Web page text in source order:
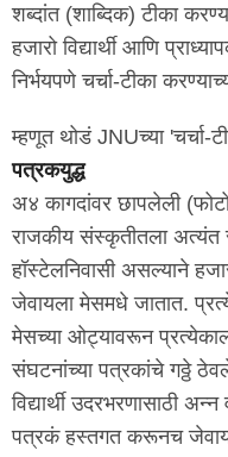
शब्दांत (शाब्दिक) टीका
हजारो विद्यार्थी आणि
निर्भयपणे चर्चा-टीका
म्हणूत थोडं JNUच्या 'चर्चा-
पत्रकयुद्ध
अ४ कागदांवर छापलेली
राजकीय संस्कृतीतला अत्यंत
हॉस्टेलनिवासी असल्याने
जेवायला मेसमधे जातात.
मेसच्या ओट्यावरून
संघटनांच्या पत्रकांचे गठ्ठे
विद्यार्थी उदरभरणासाठी
पत्रकं हस्तगत करूनच